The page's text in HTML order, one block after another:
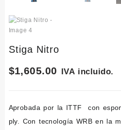
Stiga Nitro
$1,605.00 IVA incluido.
Aprobada por la ITTF con
ply. Con tecnología WRB en la